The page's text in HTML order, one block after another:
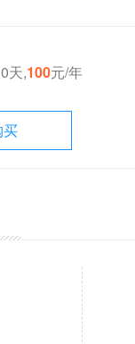
天,100元/年
买